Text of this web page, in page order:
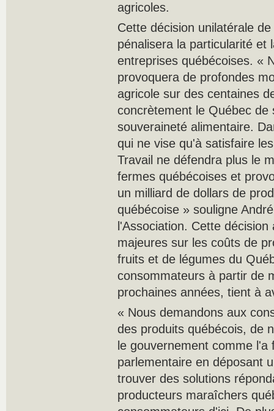
agricoles.
Cette décision unilatérale
pénalisera la particularité et
entreprises québécoises. «
provoquera de profondes
agricole sur des centaines
concrètement le Québec de
souveraineté alimentaire.
qui ne vise qu'à satisfaire
Travail ne défendra plus le
fermes québécoises et
un milliard de dollars de
québécoise » souligne
l'Association. Cette
majeures sur les coûts de
fruits et de légumes du
consommateurs à partir de
prochaines années, tient à
« Nous demandons aux
des produits québécois, de
le gouvernement comme l'a
parlementaire en déposant
trouver des solutions
producteurs maraîchers